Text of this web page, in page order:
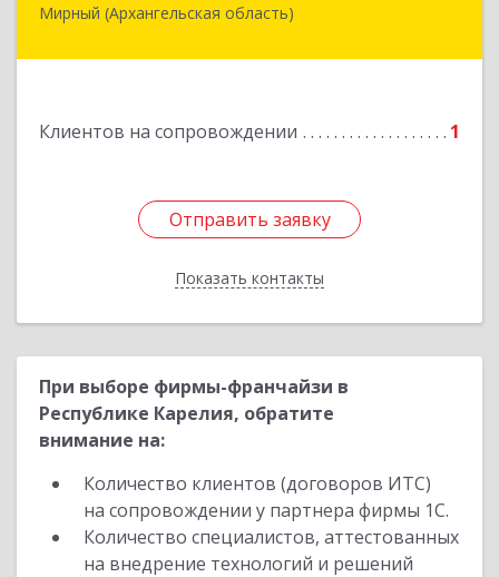
Мирный (Архангельская область)
Клиентов на сопровождении 1
Отправить заявку
Показать контакты
164170, Архангельская обл, Мирный г,
Отправить заявку
Назад
При выборе фирмы-франчайзи в
Республике Карелия, обратите
внимание на:
Количество клиентов (договоров ИТС)
на сопровождении у партнера фирмы 1С.
Количество специалистов, аттестованных
на внедрение технологий и решений